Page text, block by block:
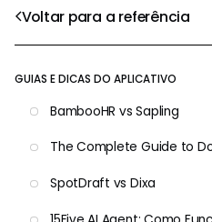
Voltar para a referência
GUIAS E DICAS DO APLICATIVO
BambooHR vs Sapling
The Complete Guide to
SpotDraft vs Dixa